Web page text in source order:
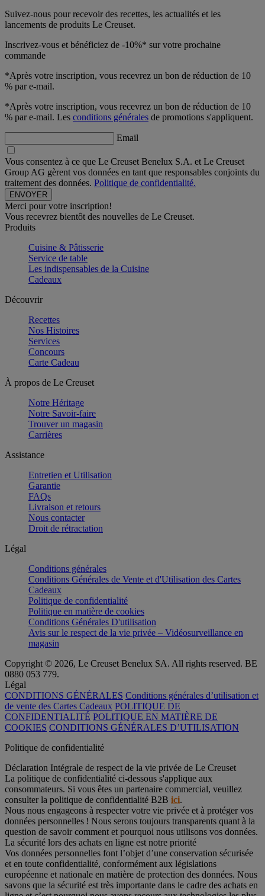
Suivez-nous pour recevoir des recettes, les actualités et les
lancements de produits Le Creuset.
Inscrivez-vous et bénéficiez de -10%* sur votre prochaine
commande
*Après votre inscription, vous recevrez un bon de réduction de 10
% par e-mail.
*Après votre inscription, vous recevrez un bon de réduction de 10
% par e-mail. Les conditions générales de promotions s'appliquent.
Email
Vous consentez à ce que Le Creuset Benelux S.A. et Le Creuset
Group AG gèrent vos données en tant que responsables conjoints du
traitement des données. Politique de confidentialité.
Merci pour votre inscription!
Vous recevrez bientôt des nouvelles de Le Creuset.
Produits
Cuisine & Pâtisserie
Service de table
Les indispensables de la Cuisine
Cadeaux
Découvrir
Recettes
Nos Histoires
Services
Concours
Carte Cadeau
À propos de Le Creuset
Notre Héritage
Notre Savoir-faire
Trouver un magasin
Carrières
Assistance
Entretien et Utilisation
Garantie
FAQs
Livraison et retours
Nous contacter
Droit de rétractation
Légal
Conditions générales
Conditions Générales de Vente et d'Utilisation des Cartes
Cadeaux
Politique de confidentialité
Politique en matière de cookies
Conditions Générales D'utilisation
Avis sur le respect de la vie privée – Vidéosurveillance en
magasin
Copyright © 2026, Le Creuset Benelux SA. All rights reserved. BE
0880 053 779.
Légal
CONDITIONS GÉNÉRALES Conditions générales d’utilisation et
de vente des Cartes Cadeaux POLITIQUE DE
CONFIDENTIALITÉ POLITIQUE EN MATIÈRE DE
COOKIES CONDITIONS GÉNÉRALES D’UTILISATION
Politique de confidentialité
Déclaration Intégrale de respect de la vie privée de Le Creuset
La politique de confidentialité ci-dessous s'applique aux
consommateurs. Si vous êtes un partenaire commercial, veuillez
consulter la politique de confidentialité B2B ici.
Nous nous engageons à respecter votre vie privée et à protéger vos
données personnelles ! Nous serons toujours transparents quant à la
question de savoir comment et pourquoi nous utilisons vos données.
La sécurité lors des achats en ligne est notre priorité
Vos données personnelles font l’objet d’une conservation sécurisée
et en toute confidentialité, conformément aux législations
européenne et nationale en matière de protection des données. Nous
savons que la sécurité est très importante dans le cadre des achats en